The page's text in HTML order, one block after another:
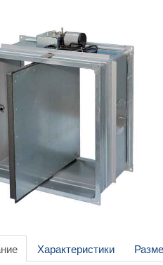
Характеристики